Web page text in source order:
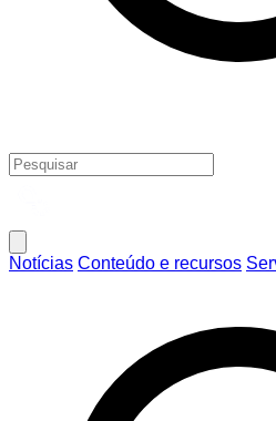
Notícias Conteúdo e recursos